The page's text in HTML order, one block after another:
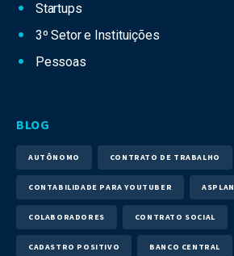
Startups
3º Setor e Instituições
Pessoas
BLOG
AUTÔNOMO CONTRATO DE TRABALHO
CONTABILIDADE PARA YOUTUBER ASPLAN
COLABORADORES CONTRATO SOCIAL
CADASTRO POSITIVO BANCO CENTRAL